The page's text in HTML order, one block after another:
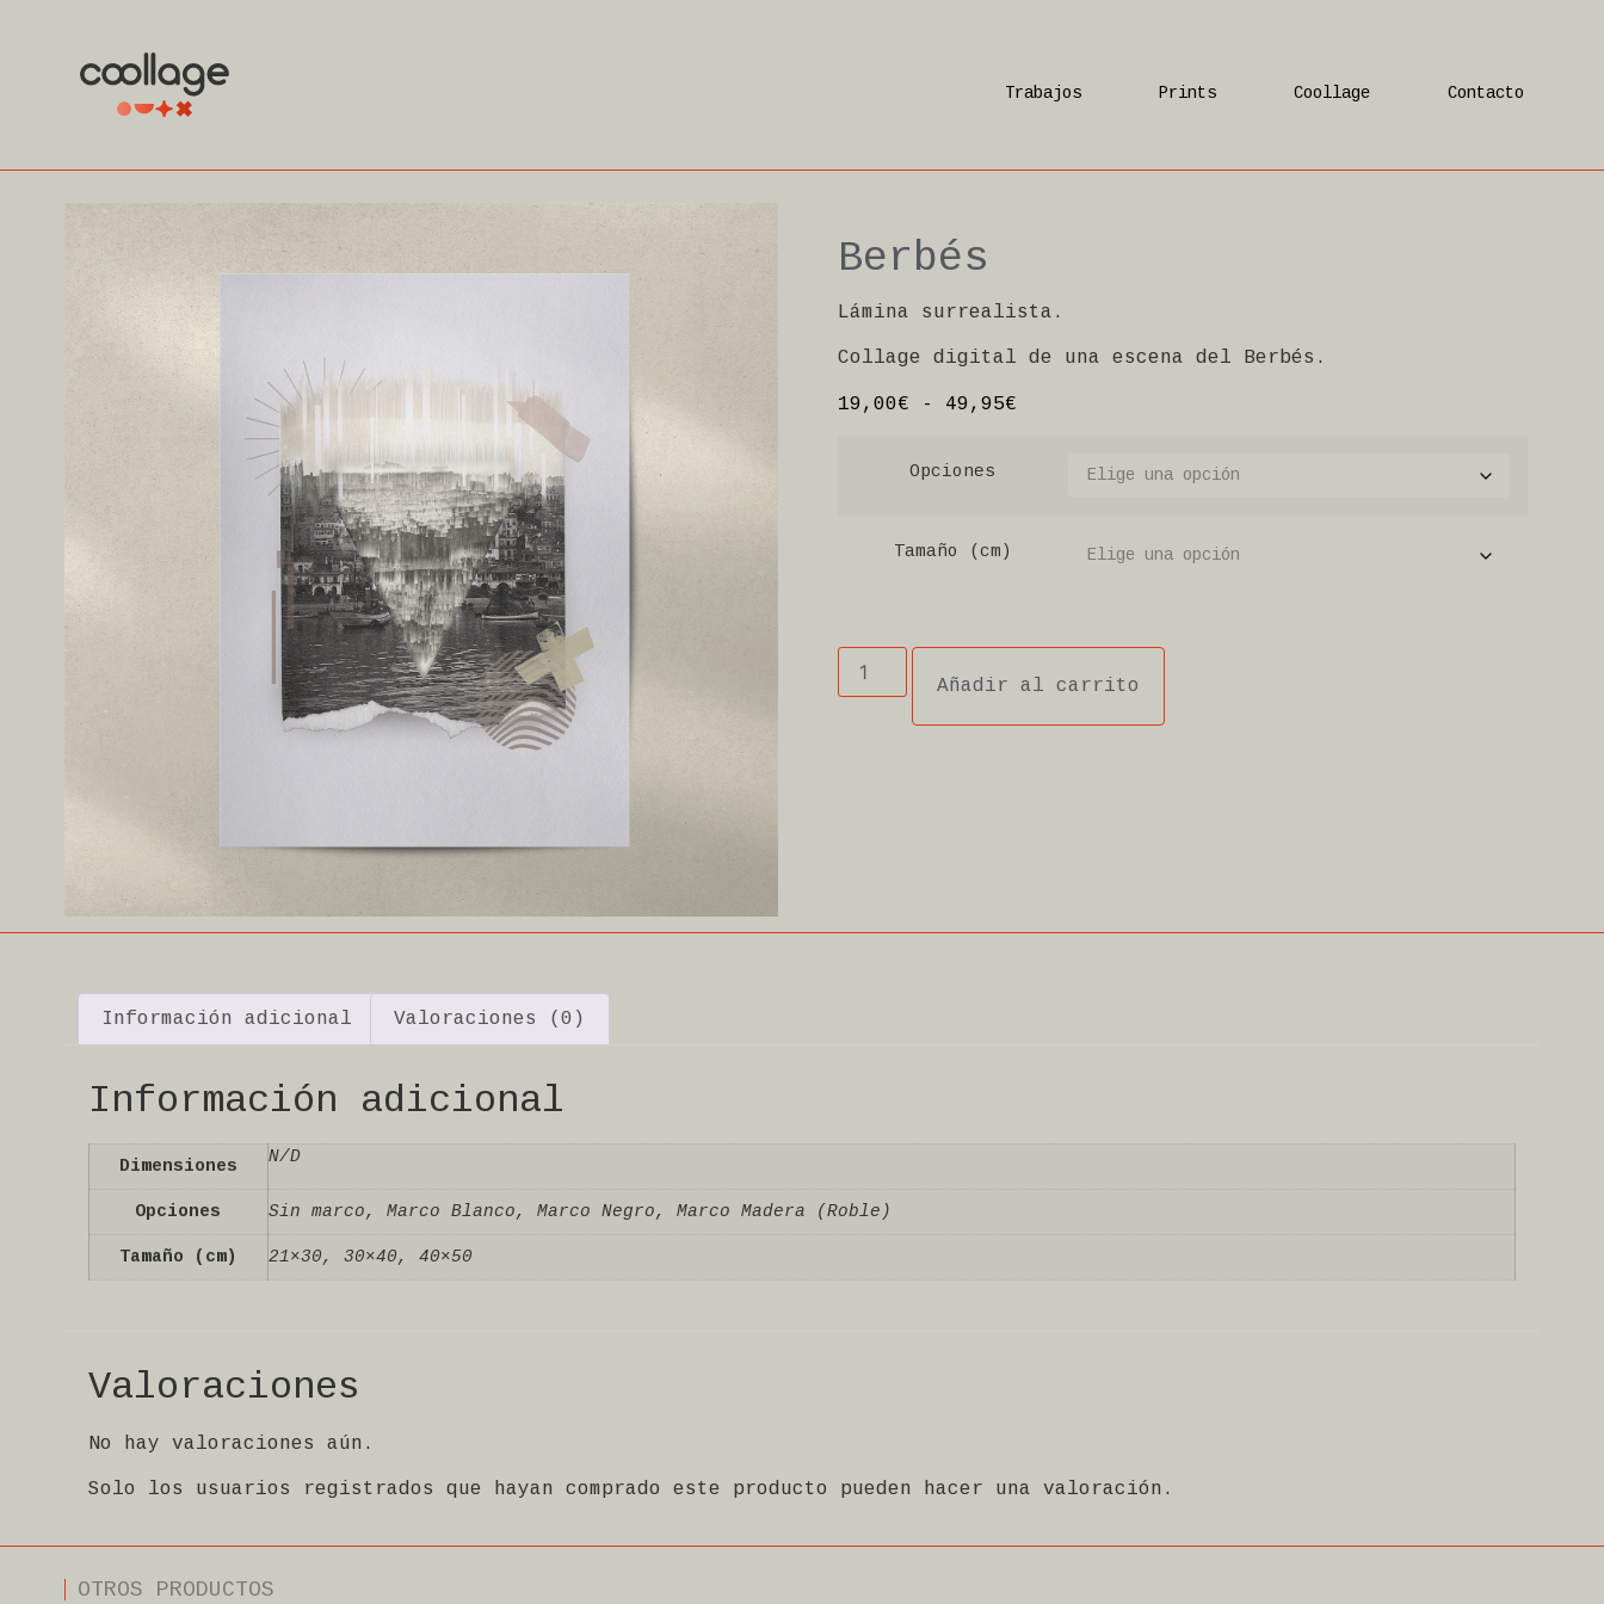
Trabajos Prints Coollage Contacto
Berbés
Lámina surrealista.
Collage digital de una escena del Berbés.
19,00€ - 49,95€
Opciones
Tamaño (cm)
Añadir al carrito
Información adicional Valoraciones (0)
Información adicional
Dimensiones N/D
Opciones Sin marco, Marco Blanco, Marco Negro, Marco Madera (Roble)
Tamaño (cm) 21×30, 30×40, 40×50
Valoraciones
No hay valoraciones aún.
Solo los usuarios registrados que hayan comprado este producto pueden hacer una valoración.
OTROS PRODUCTOS